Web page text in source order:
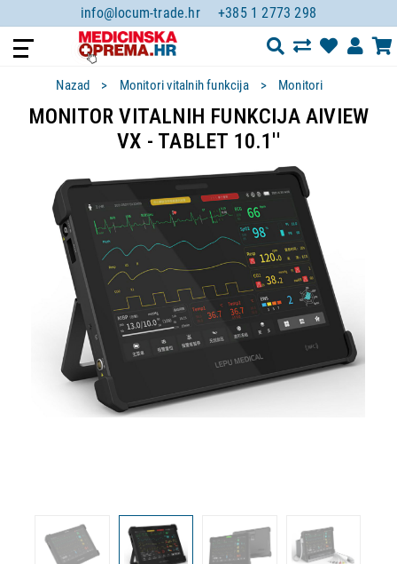
info@locum-trade.hr +385 1 2773 298
Nazad Monitori vitalnih funkcija Monitori
MONITOR VITALNIH FUNKCIJA AIVIEW
VX - TABLET 10.1''